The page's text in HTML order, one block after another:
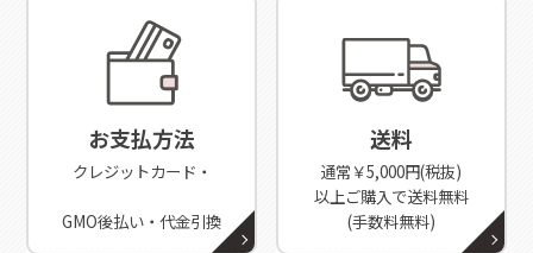
お支払方法
クレジットカード・
GMO後払い・代金引換
送料
通常￥5,000円(税抜)
以上ご購入で送料無料
(手数料無料)